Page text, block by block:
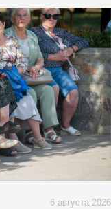
6 августа 2026